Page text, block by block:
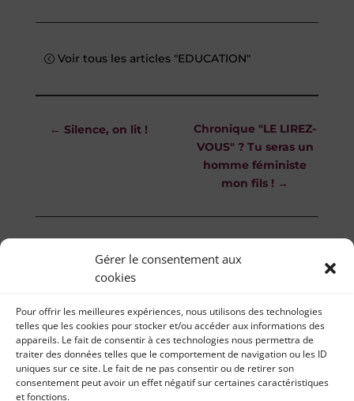
Gérer le consentement aux
cookies
Pour offrir les meilleures expériences, nous utilisons des technologies
telles que les cookies pour stocker et/ou accéder aux informations des
appareils. Le fait de consentir à ces technologies nous permettra de
traiter des données telles que le comportement de navigation ou les ID
uniques sur ce site. Le fait de ne pas consentir ou de retirer son
consentement peut avoir un effet négatif sur certaines caractéristiques
et fonctions.
Voir tous les articles "EDUCATION"
←Silence, on lit !
Chronique "LE LIREZ-
VOUS" ? Tu seras un
homme féministe
mon fils ! →